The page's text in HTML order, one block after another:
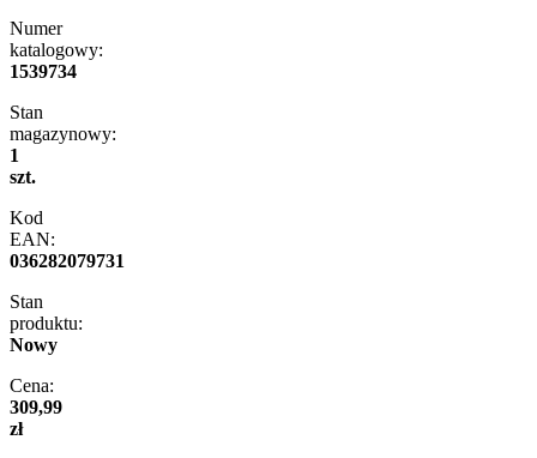
Numer
katalogowy:
1539734
Stan
magazynowy:
1
szt.
Kod
EAN:
036282079731
Stan
produktu:
Nowy
Cena:
309,99
zł